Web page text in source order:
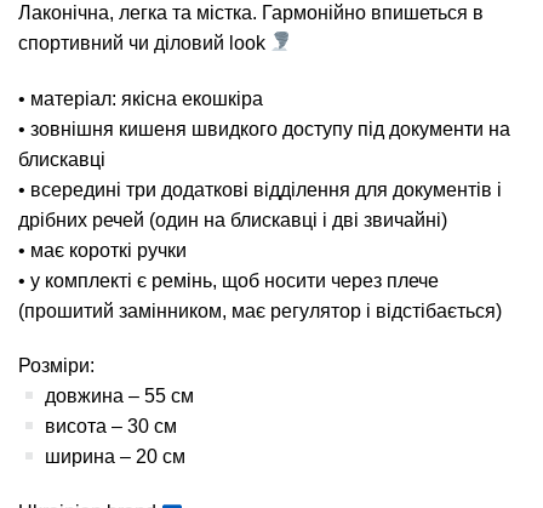
Лаконічна, легка та містка. Гармонійно впишеться в
спортивний чи діловий look
• матеріал: якісна екошкіра
• зовнішня кишеня швидкого доступу під документи на
блискавці
• всередині три додаткові відділення для документів і
дрібних речей (один на блискавці і дві звичайні)
• має короткі ручки
• у комплекті є ремінь, щоб носити через плече
(прошитий замінником, має регулятор і відстібається)
Розміри:
довжина – 55 см
висота – 30 см
ширина – 20 см